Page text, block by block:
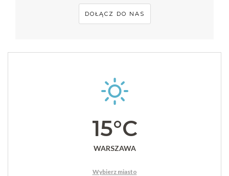
DOŁĄCZ DO NAS
15°C
WARSZAWA
Wybierz miasto